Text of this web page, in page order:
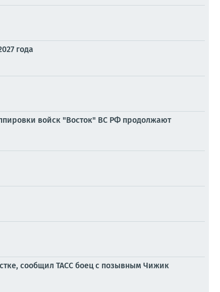
года
войск "Восток" ВС РФ продолжают
сообщил ТАСС боец с позывным Чижик